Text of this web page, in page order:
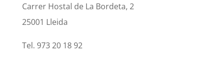
Carrer Hostal de La Bordeta, 2
25001 Lleida
Tel. 973 20 18 92